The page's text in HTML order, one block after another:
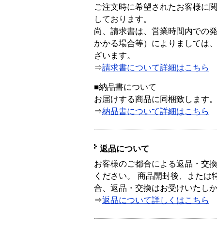
ご注文時に希望されたお客様に
しております。
尚、請求書は、営業時間内での
かかる場合等）によりましては
ざいます。
⇒請求書について詳細はこちら
■納品書について
お届けする商品に同梱致します。
⇒納品書について詳細はこちら
返品について
お客様のご都合による返品・交
ください。 商品開封後、または
合、返品・交換はお受けいたし
⇒返品について詳しくはこちら